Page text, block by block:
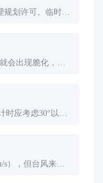
规划许可。临时建
会出现脆化，加
时应考虑30°以上
s），但台风来临